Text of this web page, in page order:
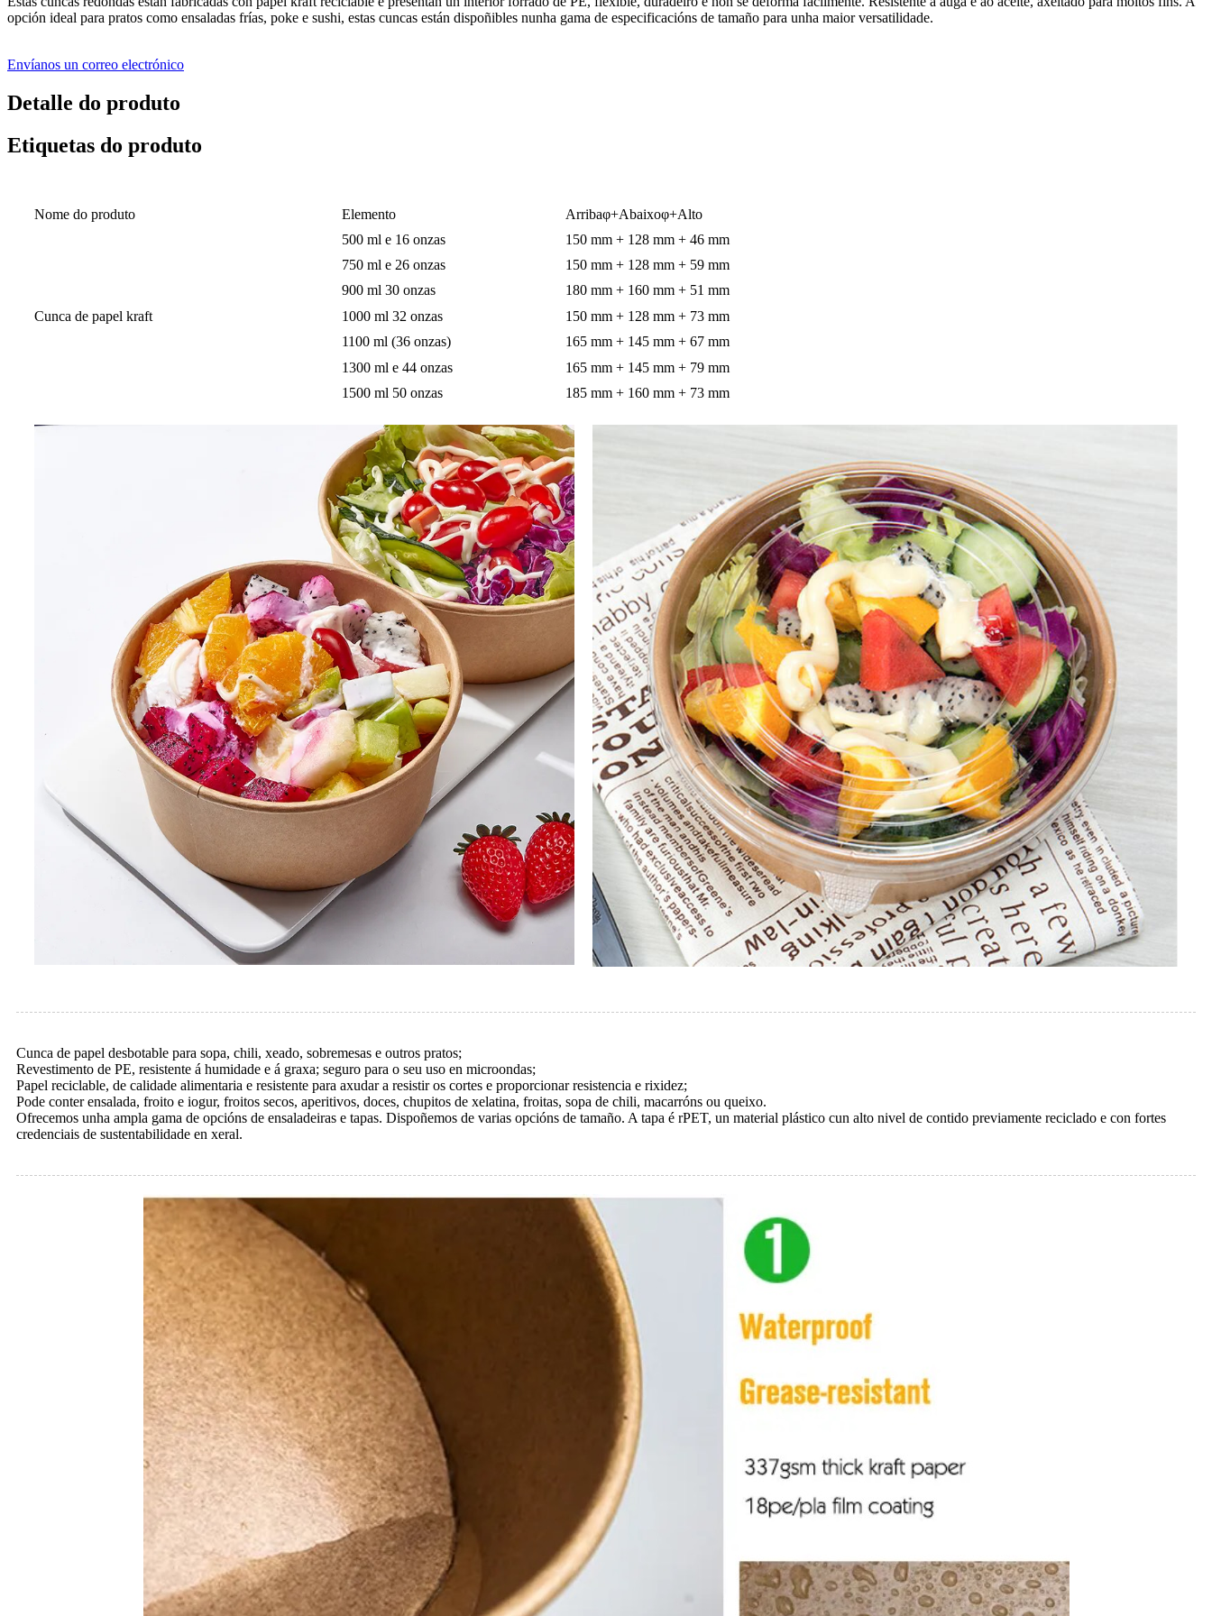
opción ideal para pratos como ensaladas frías, poke e sushi, estas cuncas están dispoñibles nunha gama de especificacións de tamaño para unha maior versatilidade.
Envíanos un correo electrónico
Detalle do produto
Etiquetas do produto
Nome do produto Elemento Arribaφ+Abaixoφ+Alto
Cunca de papel kraft
500 ml e 16 onzas
150 mm + 128 mm + 46 mm
750 ml e 26 onzas
150 mm + 128 mm + 59 mm
900 ml 30 onzas
180 mm + 160 mm + 51 mm
1000 ml 32 onzas
150 mm + 128 mm + 73 mm
1100 ml (36 onzas)
165 mm + 145 mm + 67 mm
1300 ml e 44 onzas
165 mm + 145 mm + 79 mm
1500 ml 50 onzas
185 mm + 160 mm + 73 mm
Cunca de papel desbotable para sopa, chili, xeado, sobremesas e outros pratos;
Revestimento de PE, resistente á humidade e á graxa; seguro para o seu uso en microondas;
Papel reciclable, de calidade alimentaria e resistente para axudar a resistir os cortes e proporcionar resistencia e rixidez;
Pode conter ensalada, froito e iogur, froitos secos, aperitivos, doces, chupitos de xelatina, froitas, sopa de chili, macarróns ou queixo.
Ofrecemos unha ampla gama de opcións de ensaladeiras e tapas. Dispoñemos de varias opcións de tamaño. A tapa é rPET, un material plástico cun alto nivel de contido previamente reciclado e con fortes
credenciais de sustentabilidade en xeral.